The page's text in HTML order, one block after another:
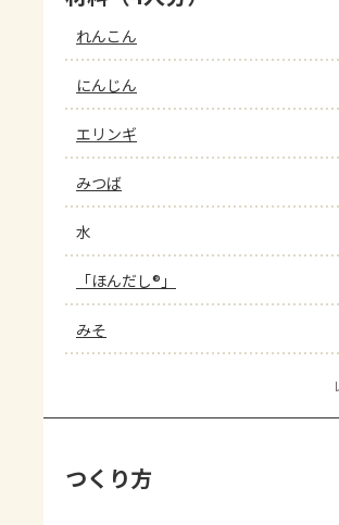
れんこん
にんじん
エリンギ
みつば
水
「ほんだし®」
みそ
つくり方